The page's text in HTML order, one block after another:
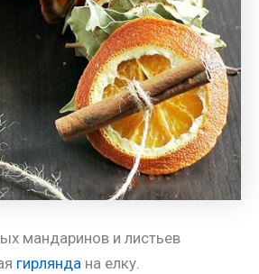
мандаринов и листьев
гирлянда на елку.